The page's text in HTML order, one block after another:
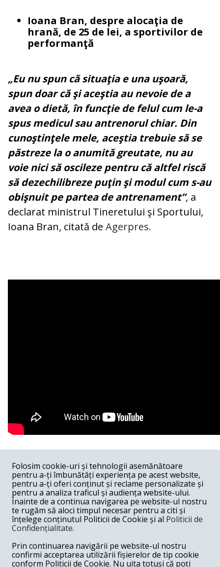
Ioana Bran, despre alocaţia de
hrană, de 25 de lei, a sportivilor de
performanţă
„Eu nu spun că situaţia e una uşoară,
spun doar că şi aceştia au nevoie de a
avea o dietă, în funcţie de felul cum le-a
spus medicul sau antrenorul chiar. Din
cunoştinţele mele, aceştia trebuie să se
păstreze la o anumită greutate, nu au
voie nici să oscileze pentru că altfel riscă
să dezechilibreze puţin şi modul cum s-au
obişnuit pe partea de antrenament”, a
declarat ministrul Tineretului şi Sportului,
Ioana Bran, citată de Agerpres.
COMENTARII
Nume
Email
Folosim cookie-uri și tehnologii asemănătoare
pentru a-ți îmbunătăți experiența pe acest website,
pentru a-ți oferi conținut și reclame personalizate și
pentru a analiza traficul și audiența website-ului.
Înainte de a continua navigarea pe website-ul nostru
te rugăm să aloci timpul necesar pentru a citi și
înțelege conținutul Politicii de Cookie și al Politicii de
Confidențialitate.
Prin continuarea navigării pe website-ul nostru
confirmi acceptarea utilizării fișierelor de tip cookie
conform Politicii de Cookie. Nu uita totuși că poți